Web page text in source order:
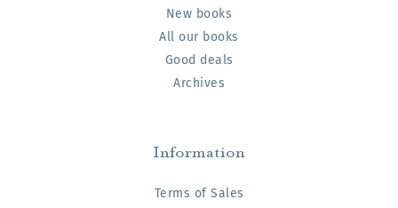
New books
All our books
Good deals
Archives
Information
Terms of Sales